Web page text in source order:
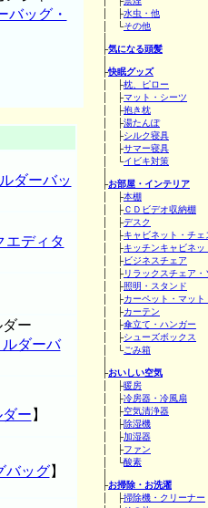
│ ├水虫・他
│ └その他
├気になる頭髪
├快眠グッズ
│ ├枕、ピロー
│ ├マット・シーツ
│ ├抱き枕
│ ├湯たんぽ
│ ├シルク寝具
│ ├サマー寝具
│ └イビキ対策
├お部屋・インテリア
│ ├本棚
│ ├ＣＤビデオ収納棚
│ ├デスク
│ ├キャビネット・チェ
│ ├キッチンキャビネッ
│ ├ビジネスチェア
│ ├リラックスチェア・
│ ├照明・スタンド
│ ├カーペット・マット
│ ├カーテン
│ ├傘立て・ハンガー
│ ├シューズボックス
│ └ごみ箱
├おいしい空気
│ ├暖房
│ ├冷房器・冷風扇
│ ├空気清浄器
│ ├除湿機
│ ├加湿器
│ ├ファン
│ └酸素
├お掃除・お洗濯
│ ├掃除機・クリーナー
バッグ・
ダーバッ
エディタ
ー
ダーバ
ー 】
バッグ】